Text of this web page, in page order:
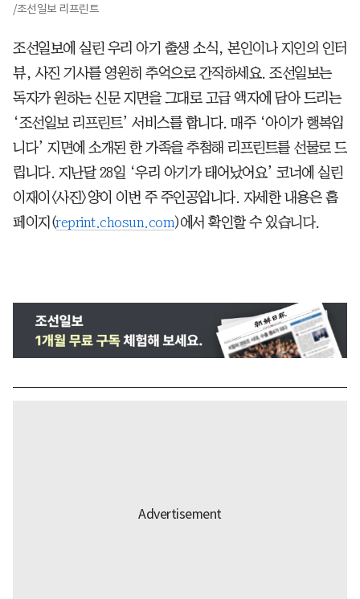
/조선일보 리프린트
조선일보에 실린 우리 아기 출생 소식, 본인이나 지인의 인터
뷰, 사진 기사를 영원히 추억으로 간직하세요. 조선일보는
독자가 원하는 신문 지면을 그대로 고급 액자에 담아 드리는
‘조선일보 리프린트’ 서비스를 합니다. 매주 ‘아이가 행복입
니다’ 지면에 소개된 한 가족을 추첨해 리프린트를 선물로 드
립니다. 지난달 28일 ‘우리 아기가 태어났어요’ 코너에 실린
이재이<사진>양이 이번 주 주인공입니다. 자세한 내용은 홈
페이지(reprint.chosun.com)에서 확인할 수 있습니다.